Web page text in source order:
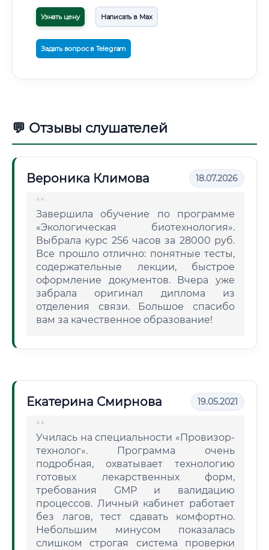
Узнать цену Написать в Max
Задать вопрос в Telegram
💬 Отзывы слушателей
Вероника Климова 18.07.2026
Завершила обучение по программе
«Экологическая биотехнология».
Выбрала курс 256 часов за 28000 руб.
Все прошло отлично: понятные тесты,
содержательные лекции, быстрое
оформление документов. Вчера уже
забрала оригинал диплома из
отделения связи. Большое спасибо
вам за качественное образование!
Екатерина Смирнова 19.05.2021
Училась на специальности «Провизор-
технолог». Программа очень
подробная, охватывает технологию
готовых лекарственных форм,
требования GMP и валидацию
процессов. Личный кабинет работает
без лагов, тест сдавать комфортно.
Небольшим минусом показалась
слишком строгая система проверки